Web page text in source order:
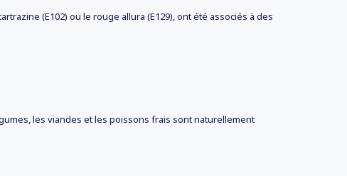
(E102) ou le rouge allura (E129), ont été associés à des
les viandes et les poissons frais sont naturellement